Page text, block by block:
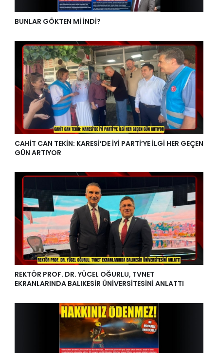
BUNLAR GÖKTEN Mİ İNDİ?
CAHİT CAN TEKİN: KARESİ’DE İYİ PARTİ’YE İLGİ HER GEÇEN
GÜN ARTIYOR
REKTÖR PROF. DR. YÜCEL OĞURLU, TVNET
EKRANLARINDA BALIKESİR ÜNİVERSİTESİNİ ANLATTI